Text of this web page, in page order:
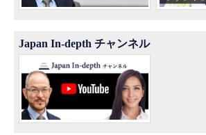
Japan In-depth チャンネル